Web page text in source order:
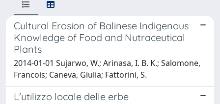
Cultural Erosion of Balinese Indigenous
Knowledge of Food and Nutraceutical
Plants
2014-01-01 Sujarwo, W.; Arinasa, I. B. K.; Salomone,
Francois; Caneva, Giulia; Fattorini, S.
L'utilizzo locale delle erbe